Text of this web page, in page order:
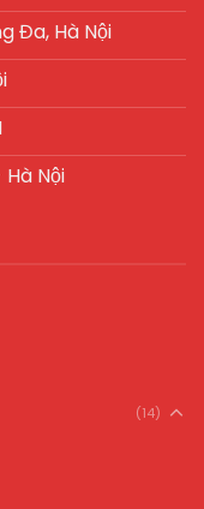
Đa, Hà Nội
Nội
(14)